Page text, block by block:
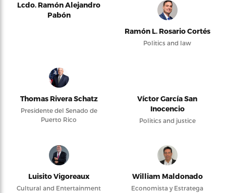
Lcdo. Ramón Alejandro
Pabón
Ramón L. Rosario Cortés
Politics and law
Thomas Rivera Schatz
Presidente del Senado de
Puerto Rico
Víctor García San
Inocencio
Politics and justice
Luisito Vigoreaux
Cultural and Entertainment
William Maldonado
Economista y Estratega